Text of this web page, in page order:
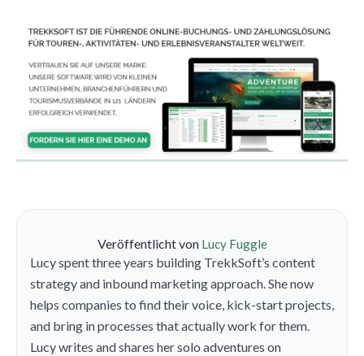
Veröffentlicht von Lucy Fuggle
Lucy spent three years building TrekkSoft’s content
strategy and inbound marketing approach. She now
helps companies to find their voice, kick-start projects,
and bring in processes that actually work for them.
Lucy writes and shares her solo adventures on